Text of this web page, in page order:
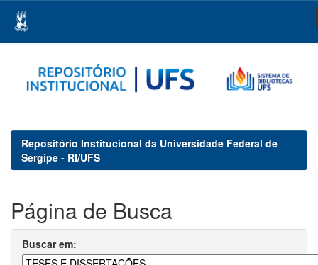
navigation
Repositório Institucional da Universidade Federal de
Sergipe - RI/UFS
Página de Busca
Buscar em: